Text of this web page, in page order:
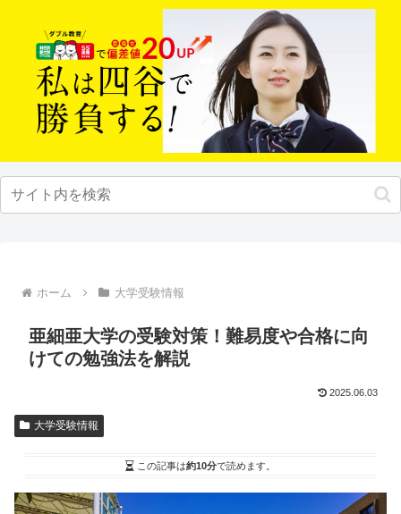
ホーム 大学受験情報
亜細亜大学の受験対策！難易度や合格に向
けての勉強法を解説
2025.06.03
大学受験情報
この記事は約10分で読めます。